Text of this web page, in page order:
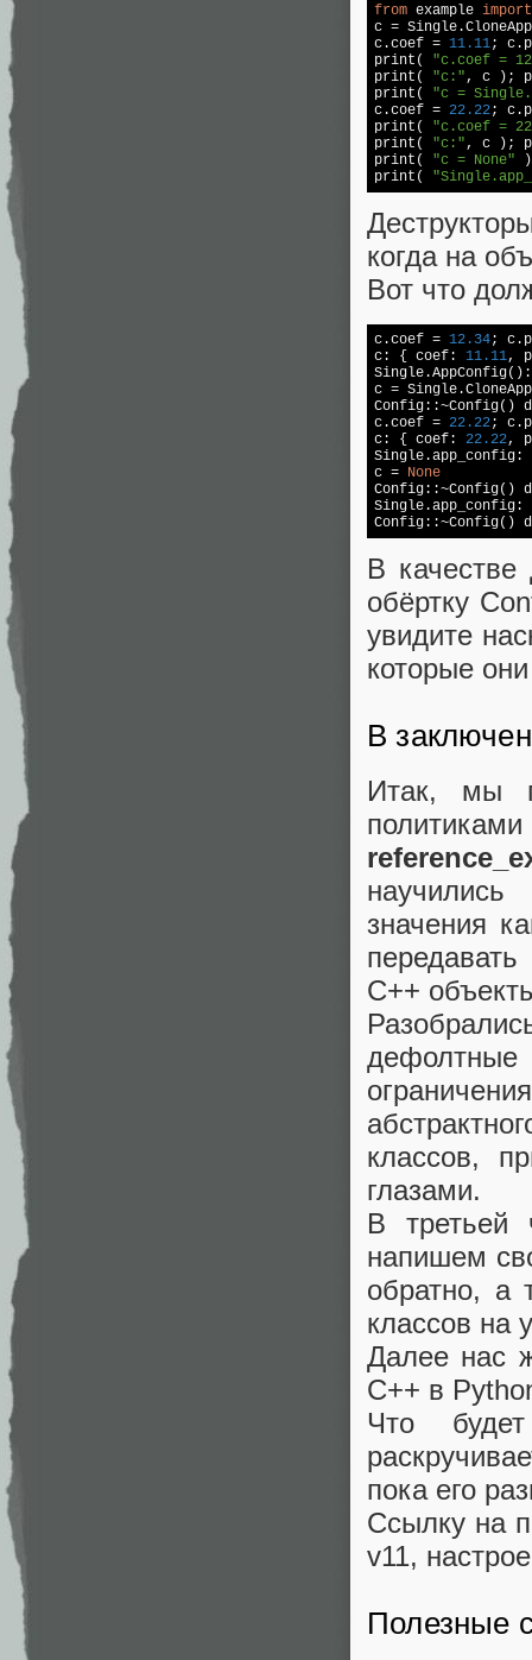
from example import
c =
c.coef = 11.11;
print( "c.coef =
print( "c:" , c );
print( "c =
c.coef = 22.22;
print( "c.coef =
print( "c:" , c );
print( "c = None"
print(
когда на
Вот что
c.coef = 12.34;
c: { coef: 11.11,
c =
c.coef = 22.22;
c: { coef: 22.22,
c = None
В
обёртку
увидите
которые
В
Итак, мы
научились
значения
C++
классов,
глазами.
В третьей
напишем
обратно, а
классов на
Далее нас
C++ в
Что
пока его
Ссылку на
v11,
Полезные